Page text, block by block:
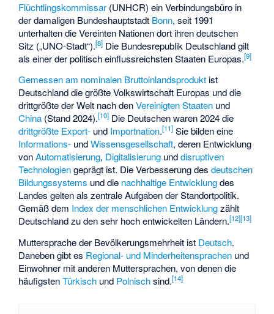
Flüchtlingskommissar (UNHCR) ein Verbindungsbüro in
der damaligen Bundeshauptstadt Bonn, seit 1991
unterhalten die Vereinten Nationen dort ihren deutschen
Sitz („UNO-Stadt“).[8] Die Bundesrepublik Deutschland gilt
als einer der politisch einflussreichsten Staaten Europas.[9]
Gemessen am nominalen Bruttoinlandsprodukt ist
Deutschland die größte Volkswirtschaft Europas und die
drittgrößte der Welt nach denVereinigten Staaten und
China (Stand 2024).[10] Die Deutschen waren 2024 die
drittgrößte Export- und Importnation.[11] Sie bilden eine
Informations- undWissensgesellschaft, deren Entwicklung
vonAutomatisierung, Digitalisierung unddisruptiven
Technologiengeprägt ist. Die Verbesserung desdeutschen
Bildungssystems und die nachhaltige Entwicklungdes
Landes gelten als zentrale Aufgaben der Standortpolitik.
Gemäß dem Index der menschlichen Entwicklungzählt
Deutschland zu den sehr hoch entwickelten Ländern.[12][13]
Muttersprache der Bevölkerungsmehrheit ist Deutsch.
Daneben gibt es Regional- und Minderheitensprachen und
Einwohner mit anderen Muttersprachen, von denen die
häufigstenTürkisch und Polnischsind.[14]